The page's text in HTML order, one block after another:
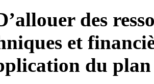
des
et
du